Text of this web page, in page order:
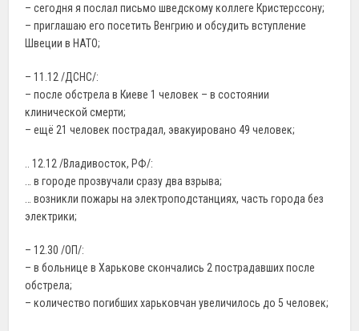
– сегодня я послал письмо шведскому коллеге Кристерссону;
– приглашаю его посетить Венгрию и обсудить вступление
Швеции в НАТО;
– 11.12 /ДСНС/:
– после обстрела в Киеве 1 человек – в состоянии
клинической смерти;
– ещё 21 человек пострадал, эвакуировано 49 человек;
.. 12.12 /Владивосток, РФ/:
… в городе прозвучали сразу два взрыва;
… возникли пожары на электроподстанциях, часть города без
электрики;
– 12.30 /ОП/:
– в больнице в Харькове скончались 2 пострадавших после
обстрела;
– количество погибших харьковчан увеличилось до 5 человек;